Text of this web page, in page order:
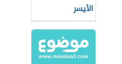
الأيسر